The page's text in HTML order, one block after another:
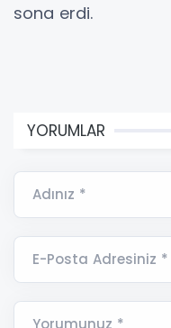
sona erdi.
YORUMLAR
Adınız *
E-Posta Adresiniz *
Yorumunuz *